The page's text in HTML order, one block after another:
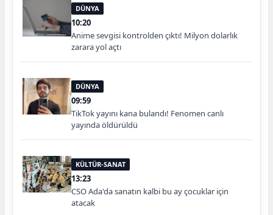
DÜNYA
10:20
Anime sevgisi kontrolden çıktı! Milyon dolarlık
zarara yol açtı
DÜNYA
09:59
TikTok yayını kana bulandı! Fenomen canlı
yayında öldürüldü
KÜLTÜR-SANAT
13:23
CSO Ada'da sanatın kalbi bu ay çocuklar için
atacak